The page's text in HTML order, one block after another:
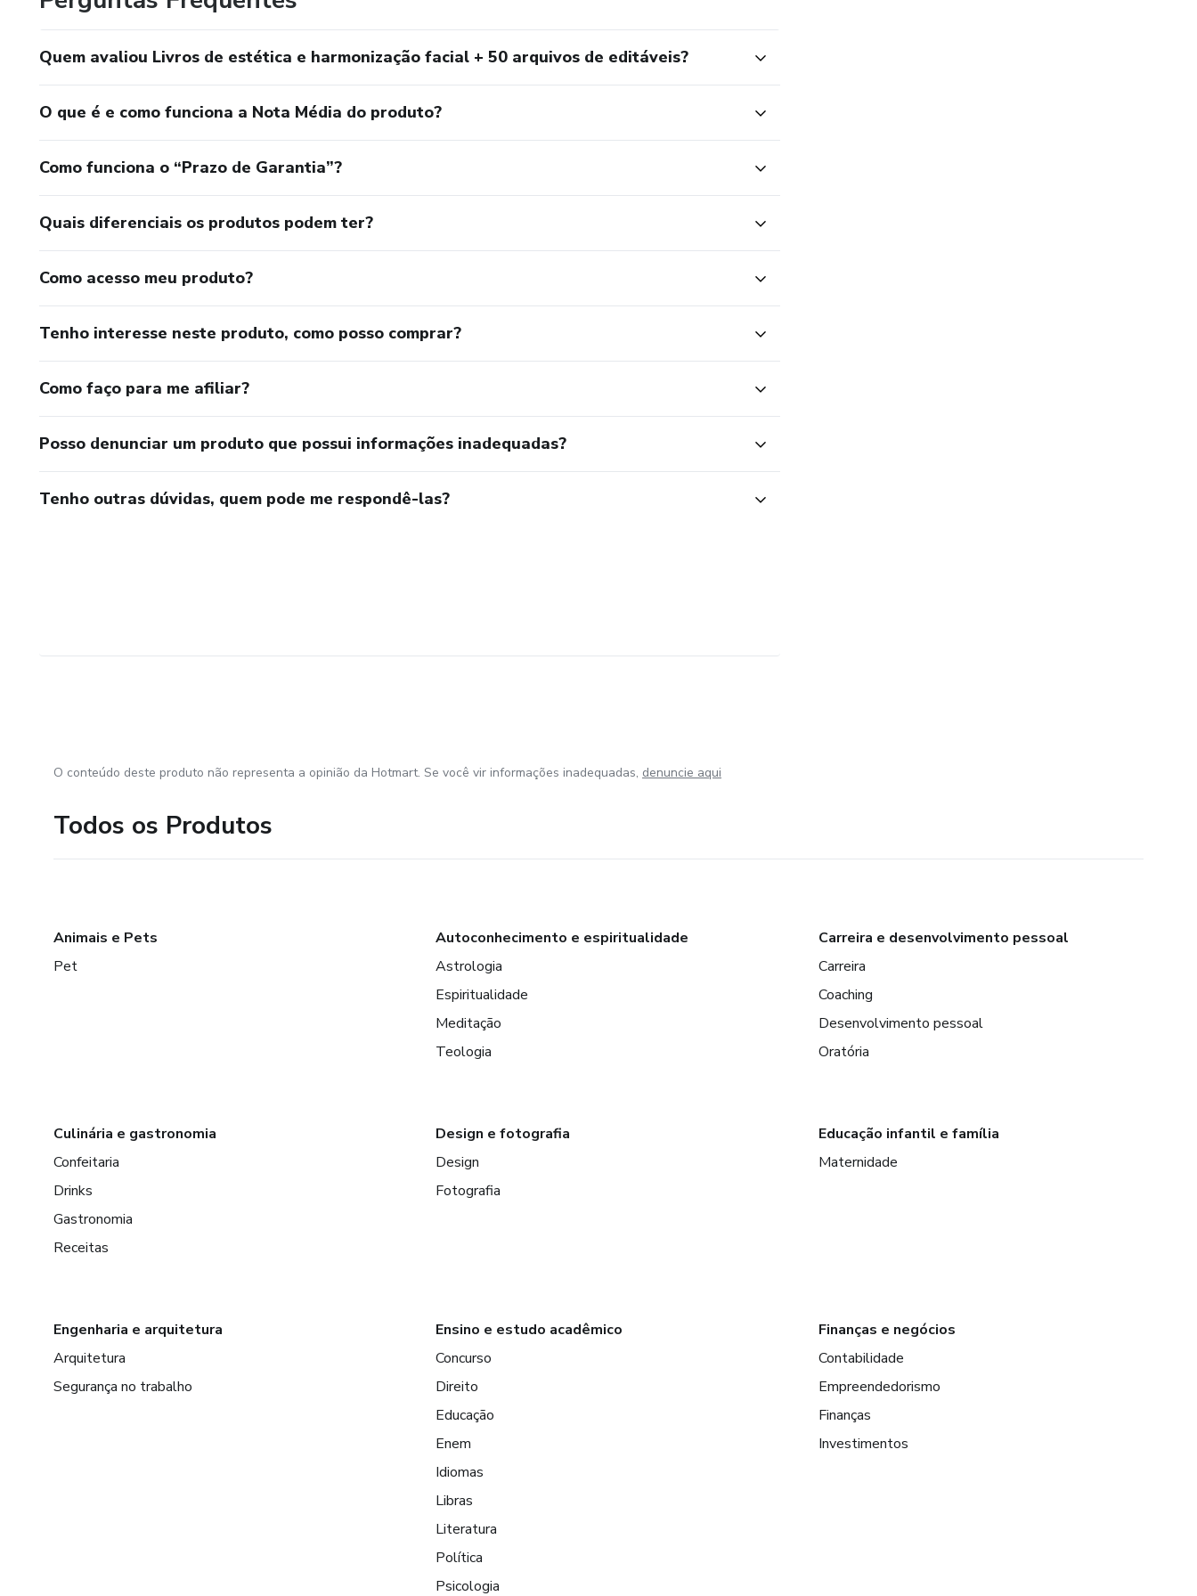
Quem avaliou Livros de estética e harmonização facial + 50 arquivos de editáveis?
O que é e como funciona a Nota Média do produto?
Como funciona o “Prazo de Garantia”?
Quais diferenciais os produtos podem ter?
Como acesso meu produto?
Tenho interesse neste produto, como posso comprar?
Como faço para me afiliar?
Posso denunciar um produto que possui informações inadequadas?
Tenho outras dúvidas, quem pode me respondê-las?
O conteúdo deste produto não representa a opinião da Hotmart. Se você vir informações inadequadas, denuncie aqui
Todos os Produtos
Animais e Pets
Pet
Autoconhecimento e espiritualidade
Astrologia
Espiritualidade
Meditação
Teologia
Carreira e desenvolvimento pessoal
Carreira
Coaching
Desenvolvimento pessoal
Oratória
Culinária e gastronomia
Confeitaria
Drinks
Gastronomia
Receitas
Design e fotografia
Design
Fotografia
Educação infantil e família
Maternidade
Engenharia e arquitetura
Arquitetura
Segurança no trabalho
Ensino e estudo acadêmico
Concurso
Direito
Educação
Enem
Idiomas
Libras
Literatura
Política
Psicologia
Finanças e negócios
Contabilidade
Empreendedorismo
Finanças
Investimentos